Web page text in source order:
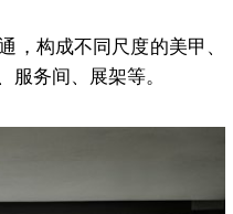
，构成不同尺度的美甲、
务间、展架等。